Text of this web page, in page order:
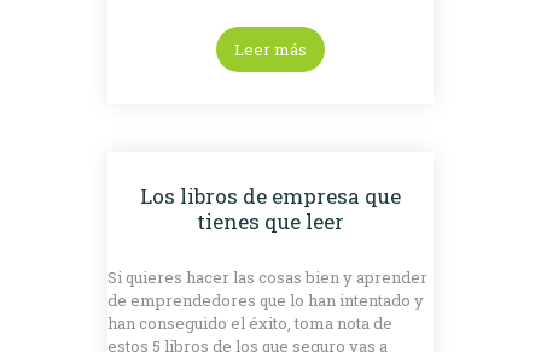
Leer más
Los libros de empresa que
tienes que leer
Si quieres hacer las cosas bien y aprender
de emprendedores que lo han intentado y
han conseguido el éxito, toma nota de
estos 5 libros de los que seguro vas a